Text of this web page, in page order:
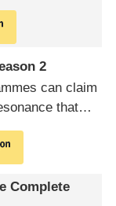
2
can claim
that
Awards, the
held up a
young adults
meaning to
Complete